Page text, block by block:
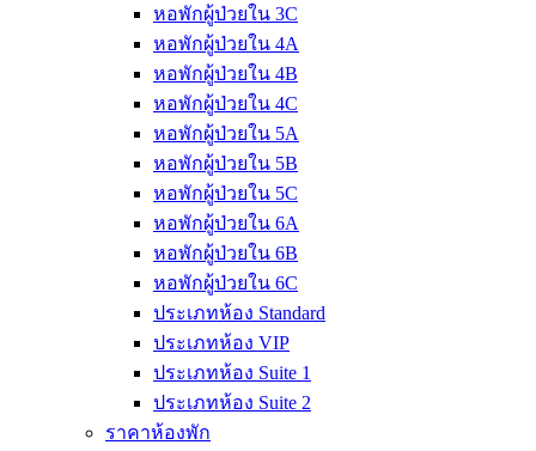
หอพักผู้ป่วยใน 3C
หอพักผู้ป่วยใน 4A
หอพักผู้ป่วยใน 4B
หอพักผู้ป่วยใน 4C
หอพักผู้ป่วยใน 5A
หอพักผู้ป่วยใน 5B
หอพักผู้ป่วยใน 5C
หอพักผู้ป่วยใน 6A
หอพักผู้ป่วยใน 6B
หอพักผู้ป่วยใน 6C
ประเภทห้อง Standard
ประเภทห้อง VIP
ประเภทห้อง Suite 1
ประเภทห้อง Suite 2
ราคาห้องพัก